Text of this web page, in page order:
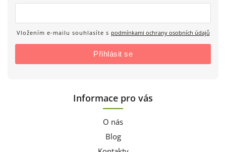
Vložením e-mailu souhlasíte s podmínkami ochrany osobních údajů
Přihlásit se
Informace pro vás
O nás
Blog